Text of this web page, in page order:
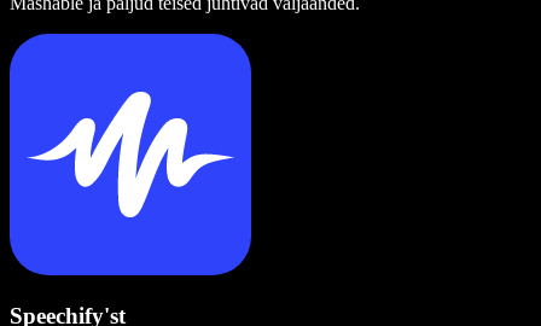
Speechify'st